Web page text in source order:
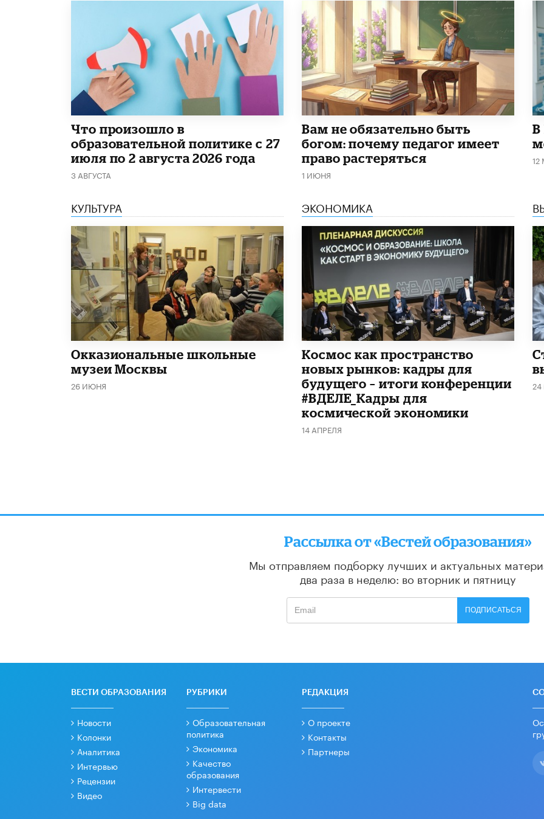
​Что произошло в
образовательной политике с 27
июля по 2 августа 2026 года
3 АВГУСТА
​Вам не обязательно быть
богом: почему педагог имеет
право растеряться
1 ИЮНЯ
В
12
КУЛЬТУРА
​Окказиональные школьные
музеи Москвы
26 ИЮНЯ
ЭКОНОМИКА
Космос как пространство
новых рынков: кадры для
будущего – итоги конференции
#ВДЕЛЕ_Кадры для
космической экономики
14 АПРЕЛЯ
Рассылка от «Вестей образования»
Мы отправляем подборку лучших и актуальных
два раза в неделю: во вторник и пятницу
ПОДПИСАТЬСЯ
ВЕСТИ ОБРАЗОВАНИЯ
Новости
Колонки
Аналитика
Интервью
Рецензии
Видео
РУБРИКИ
Образовательная
политика
Экономика
Качество
образования
Интервести
Big data
РЕДАКЦИЯ
О проекте
Контакты
Партнеры